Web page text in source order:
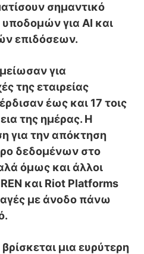
σημαντικό
για AI και
επιδόσεων.
για
της εταιρείας
έως και 17 τοις
της ημέρας. Η
για την απόκτηση
δεδομένων στο
όμως και άλλοι
και Riot Platforms
με άνοδο πάνω
μια ευρύτερη